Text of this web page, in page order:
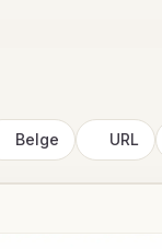
Belge URL